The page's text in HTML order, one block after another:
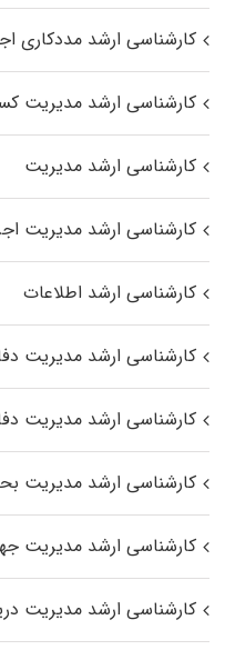
کارشناسی ارشد مددکاری
کارشناسی ارشد مدیریت
کارشناسی ارشد مدیریت
کارشناسی ارشد مدیریت
کارشناسی ارشد اطلاعات
کارشناسی ارشد مدیریت
کارشناسی ارشد مدیریت
کارشناسی ارشد مدیریت
کارشناسی ارشد مدیریت
کارشناسی ارشد مدیریت